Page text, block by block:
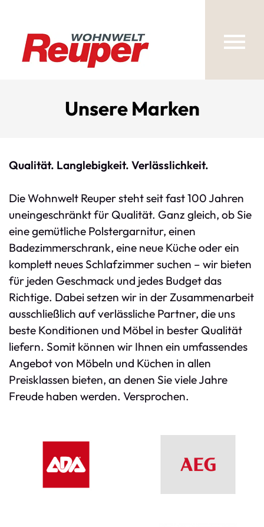
Unsere Marken
Qualität. Langlebigkeit. Verlässlichkeit.
Die Wohnwelt Reuper steht seit fast 100 Jahren
uneingeschränkt für Qualität. Ganz gleich, ob Sie
eine gemütliche Polstergarnitur, einen
Badezimmerschrank, eine neue Küche oder ein
komplett neues Schlafzimmer suchen – wir bieten
für jeden Geschmack und jedes Budget das
Richtige. Dabei setzen wir in der Zusammenarbeit
ausschließlich auf verlässliche Partner, die uns
beste Konditionen und Möbel in bester Qualität
liefern. Somit können wir Ihnen ein umfassendes
Angebot von Möbeln und Küchen in allen
Preisklassen bieten, an denen Sie viele Jahre
Freude haben werden. Versprochen.